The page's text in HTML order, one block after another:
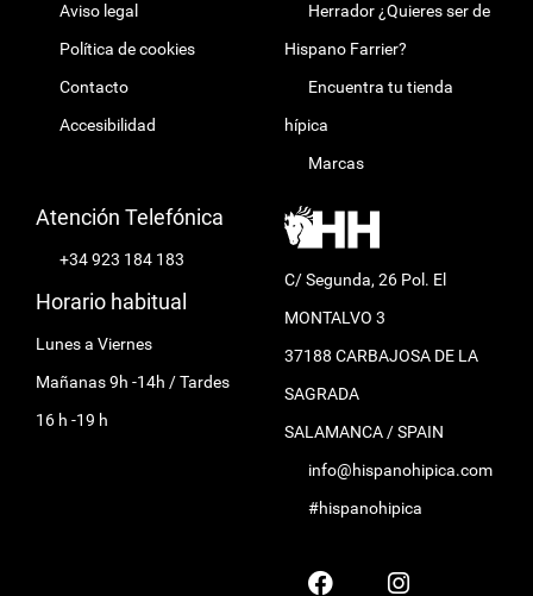
Aviso legal
Política de cookies
Contacto
Accesibilidad
Herrador ¿Quieres ser de
Hispano Farrier?
Encuentra tu tienda
hípica
Marcas
Atención Telefónica
+34 923 184 183
Horario habitual
Lunes a Viernes
Mañanas 9h -14h / Tardes
16 h -19 h
C/ Segunda, 26 Pol. El
MONTALVO 3
37188 CARBAJOSA DE LA
SAGRADA
SALAMANCA / SPAIN
info@hispanohipica.com
#hispanohipica